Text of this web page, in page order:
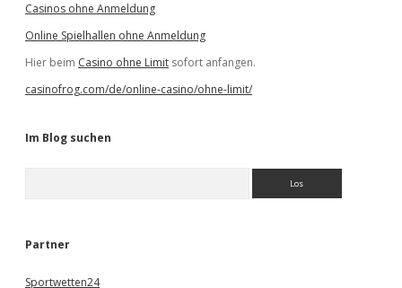
Casinos ohne Anmeldung
Online Spielhallen ohne Anmeldung
Hier beim Casino ohne Limit sofort anfangen.
casinofrog.com/de/online-casino/ohne-limit/
Im Blog suchen
e
Partner
Sportwetten24